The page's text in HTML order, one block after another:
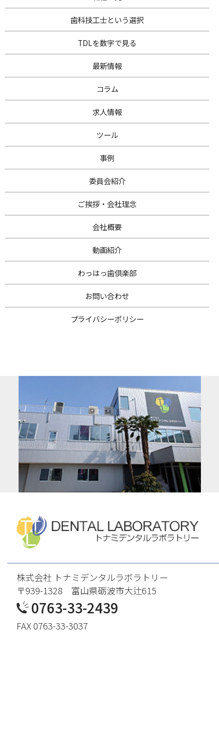
歯科技工士という選択
TDLを数字で見る
最新情報
コラム
求人情報
ツール
事例
委員会紹介
ご挨拶・ 会社理念
会社概要
動画紹介
わっはっ歯倶楽部
お問い合わせ
プライバシーポリシー
株式会社 トナミデンタルラボラトリー
〒939-1328 富山県砺波市大辻615
0763-33-2439
FAX 0763-33-3037